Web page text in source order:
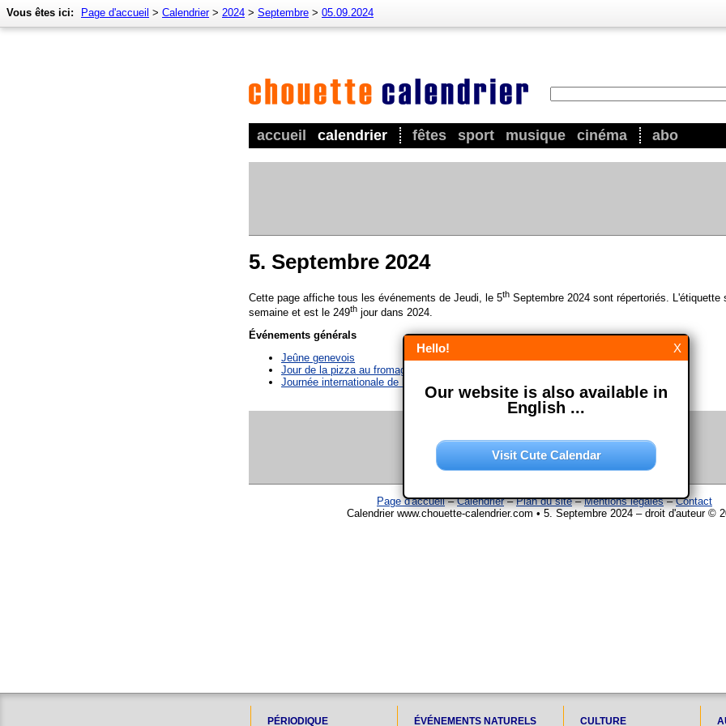
accueil calendrier fêtes sport musique cinéma abo
Vous êtes ici: Page d'accueil > Calendrier> 2024 > Septembre > 05.09.2024
5. Septembre 2024
Cette page affiche tous les événements de Jeudi, le 5th Septembre 2024 sont répertoriés. L'étiquette
semaine et est le 249th jour dans 2024.
Événements générals
Jeûne genevois
Jour de la pizza au fromage
Journée internationale de la charité
Page d'accueil–Calendrier–Plan du site–Mentions légales–Contact
Calendrier www.chouette-calendrier.com • 5. Septembre 2024 – droit d'auteur ©
PÉRIODIQUE ÉVÉNEMENTS NATURELS CULTURE
X
Hello!
Our website is also available in
English ...
Visit Cute Calendar